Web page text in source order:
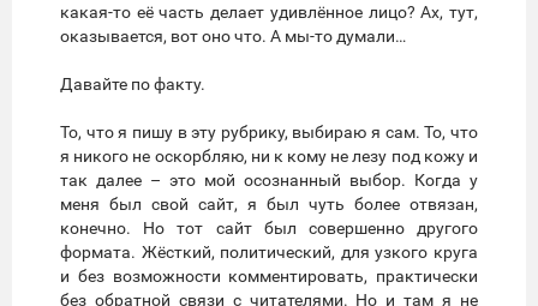
какая-то её часть делает удивлённое лицо? Ах, тут,
оказывается, вот оно что. А мы-то думали…
Давайте по факту.
То, что я пишу в эту рубрику, выбираю я сам. То, что
я никого не оскорбляю, ни к кому не лезу под кожу и
так далее – это мой осознанный выбор. Когда у
меня был свой сайт, я был чуть более отвязан,
конечно. Но тот сайт был совершенно другого
формата. Жёсткий, политический, для узкого круга
и без возможности комментировать, практически
без обратной связи с читателями. Но и там я не